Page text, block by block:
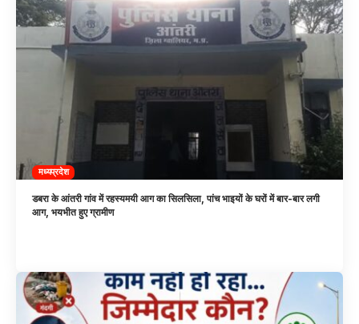
मध्यप्रदेश
डबरा के आंतरी गांव में रहस्यमयी आग का सिलसिला, पांच भाइयों के घरों में बार-बार लगी
आग, भयभीत हुए ग्रामीण